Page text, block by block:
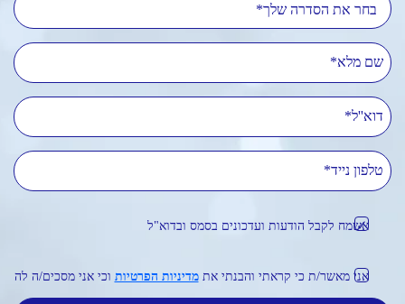
בחר את הסדרה שלך*
אשמח לקבל הודעות ועדכונים בסמס ובדוא"ל
אני מאשר/ת כי קראתי והבנתי אתמדיניות הפרטיות וכי אני מסכים/ה לה